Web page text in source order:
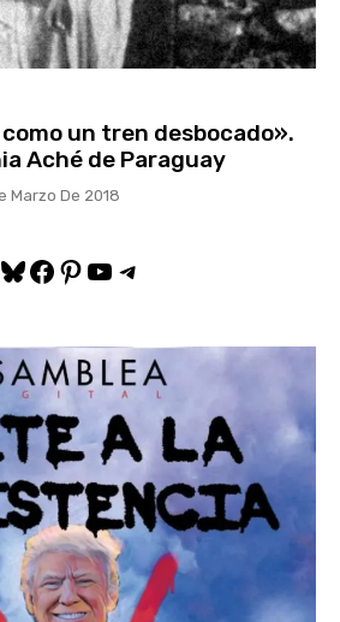
un tren desbocado».
Aché de Paraguay
Marzo De 2018
Bluesky
Facebook
Pinterest
YouTube
Telegram